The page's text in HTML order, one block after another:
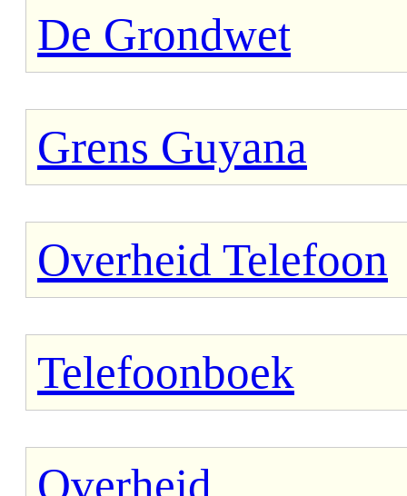
De Grondwet
Grens Guyana
Overheid Telefoon
Telefoonboek
Overheid